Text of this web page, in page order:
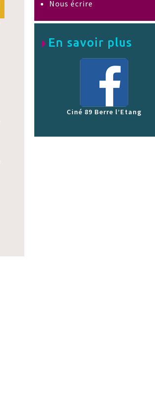
Nous écrire
En savoir plus
Ciné 89 Berre l’Etang